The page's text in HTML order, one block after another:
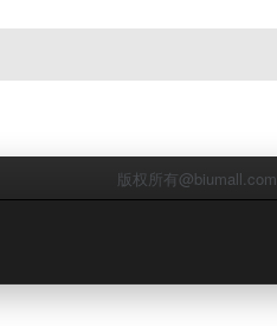
版权所有@biumall.com